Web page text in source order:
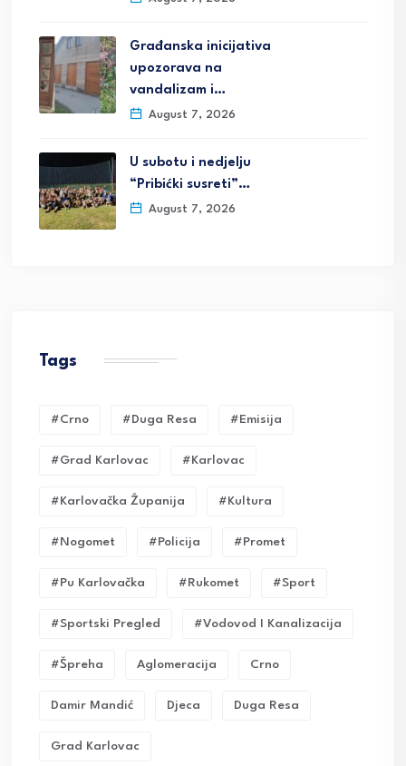
Građanska inicijativa
upozorava na
vandalizam i…
August 7, 2026
U subotu i nedjelju
“Pribićki susreti”…
August 7, 2026
Tags
#crno #duga Resa #emisija
#grad Karlovac #karlovac
#karlovačka Županija #kultura
#nogomet #policija #promet
#pu Karlovačka #rukomet #sport
#sportski Pregled #vodovod I Kanalizacija
#Špreha Aglomeracija Crno
Damir Mandić Djeca Duga Resa
Grad Karlovac